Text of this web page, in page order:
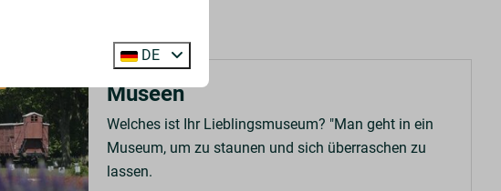
Museen
Welches ist Ihr Lieblingsmuseum? "Man geht in ein
Museum, um zu staunen und sich überraschen zu
lassen.
DE